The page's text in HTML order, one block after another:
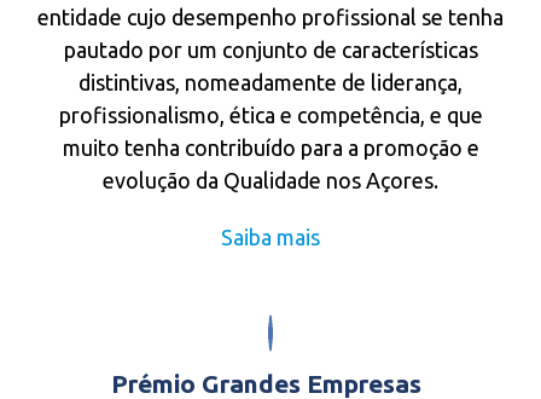
entidade cujo desempenho profissional se tenha
pautado por um conjunto de características
distintivas, nomeadamente de liderança,
profissionalismo, ética e competência, e que
muito tenha contribuído para a promoção e
evolução da Qualidade nos Açores.
Saiba mais
Prémio Grandes Empresas